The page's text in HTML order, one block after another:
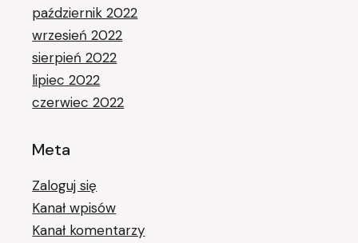
październik 2022
wrzesień 2022
sierpień 2022
lipiec 2022
czerwiec 2022
Meta
Zaloguj się
Kanał wpisów
Kanał komentarzy